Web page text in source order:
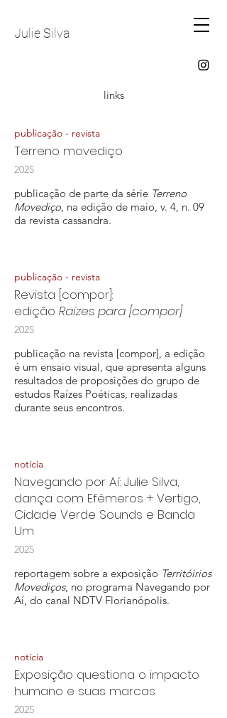
Julie Silva
links
publicação - revista
Terreno movediço
2025
publicação de parte da série Terreno
Movediço, na edição de maio, v. 4, n. 09
da revista cassandra.
publicação - revista
Revista [compor]:
edição Raízes para [compor]
2025
publicação na revista [compor], a edição
é um ensaio visual, que apresenta alguns
resultados de proposições do grupo de
estudos Raízes Poéticas, realizadas
durante seus encontros.
notícia
Navegando por Aí: Julie Silva,
dança com Efêmeros + Vertigo,
Cidade Verde Sounds e Banda
Um
2025
reportagem sobre a exposição Territóirios
Movediços, no programa Navegando por
Aí, do canal NDTV Florianópolis.
notícia
Exposição questiona o impacto
humano e suas marcas
2025